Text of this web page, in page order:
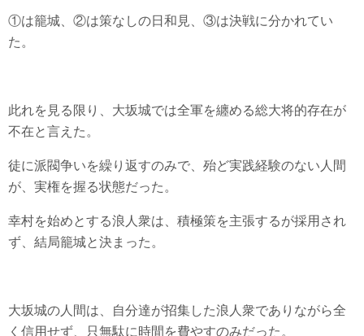
①は籠城、②は策なしの日和見、③は決戦に分かれてい
た。
此れを見る限り、大坂城では全軍を纏める総大将的存在が
不在と言えた。
徒に派閥争いを繰り返すのみで、殆ど実践経験のない人間
が、実権を握る状態だった。
幸村を始めとする浪人衆は、積極策を主張するが採用され
ず、結局籠城と決まった。
大坂城の人間は、自分達が招集した浪人衆でありながら全
く信用せず、只無駄に時間を費やすのみだった。